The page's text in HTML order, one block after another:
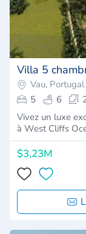
Villa 5
Vau, Portugal
5
6
Vivez un luxe
à West Cliffs
$3,23M